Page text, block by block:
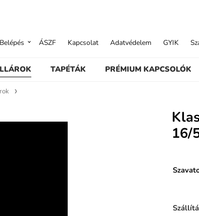
TAPÉTÁK PRÉMIUM KAPCSOLÓK
Belépés ÁSZF Kapcsolat Adatvédelem GYIK
16/